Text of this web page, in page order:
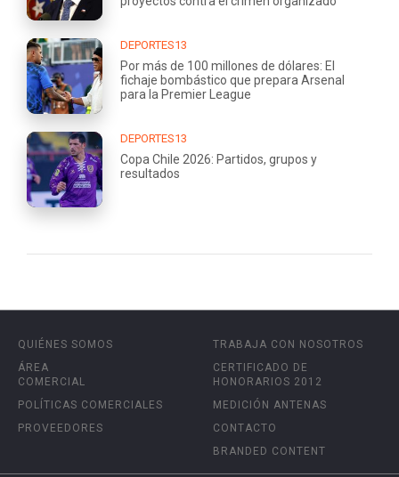
DEPORTES13
Por más de 100 millones de dólares: El
fichaje bombástico que prepara Arsenal
para la Premier League
DEPORTES13
Copa Chile 2026: Partidos, grupos y
resultados
QUIÉNES SOMOS
ÁREA
COMERCIAL
POLÍTICAS COMERCIALES
PROVEEDORES
TRABAJA CON NOSOTROS
CERTIFICADO DE
HONORARIOS 2012
MEDICIÓN ANTENAS
CONTACTO
BRANDED CONTENT